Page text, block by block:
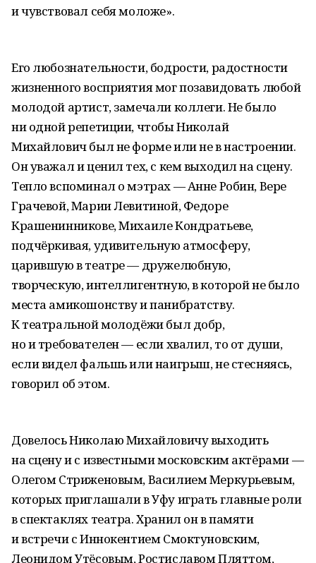
и чувствовал себя моложе».
Его любознательности, бодрости, радостности
жизненного восприятия мог позавидовать любой
молодой артист, замечали коллеги. Не было
ни одной репетиции, чтобы Николай
Михайлович был не форме или не в настроении.
Он уважал и ценил тех, с кем выходил на сцену.
Тепло вспоминал о мэтрах — Анне Робин, Вере
Грачевой, Марии Левитиной, Федоре
Крашенинникове, Михаиле Кондратьеве,
подчёркивая, удивительную атмосферу,
царившую в театре — дружелюбную,
творческую, интеллигентную, в которой не было
места амикошонству и панибратству.
К театральной молодёжи был добр,
но и требователен — если хвалил, то от души,
если видел фальшь или наигрыш, не стесняясь,
говорил об этом.
Довелось Николаю Михайловичу выходить
на сцену и с известными московским актёрами —
Олегом Стриженовым, Василием Меркурьевым,
которых приглашали в Уфу играть главные роли
в спектаклях театра. Хранил он в памяти
и встречи с Иннокентием Смоктуновским,
Леонидом Утёсовым, Ростиславом Пляттом,